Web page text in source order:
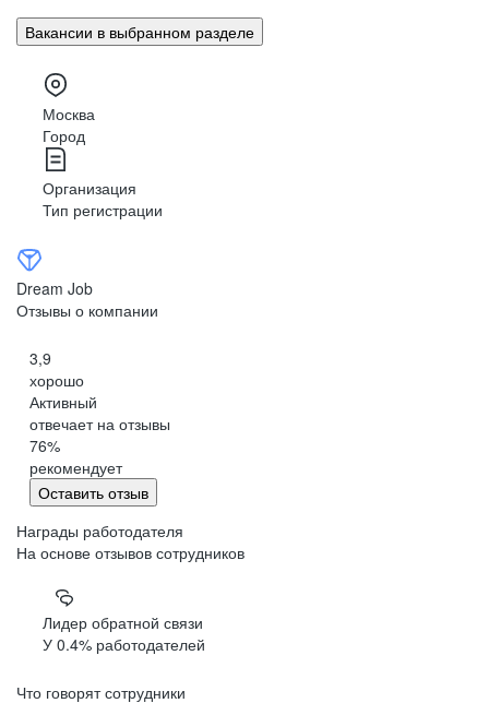
Вакансии в выбранном разделе
Москва
Город
Организация
Тип регистрации
Dream Job
Отзывы о компании
3,9
хорошо
Активный
отвечает на отзывы
76%
рекомендует
Оставить отзыв
Награды работодателя
На основе отзывов сотрудников
Лидер обратной связи
У 0.4% работодателей
Что говорят сотрудники